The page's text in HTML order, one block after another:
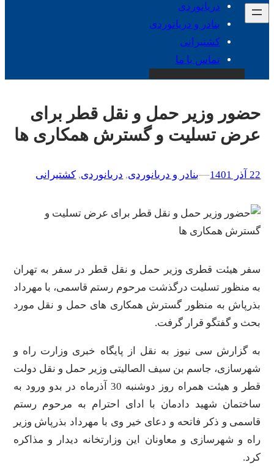
دریانوردی
بنادر و دریانوردی
کشتیرانی
تماس با ما
حضور وزیر حمل و نقل قطر برای
عرض تسلیت و گسترش همکاری ها
22 آذر 1401 –
–بنادر و دریانوردی, دریانوردی, کشتیرانی
سفر هیئت قطری وزیر حمل و نقل قطر در سفر به تهران
به منظور تسلیت درگذشت مرحوم رستم قاسمی، با مهرداد
بذرپاش به منظور گسترش همکاری های حمل و نقل مورد
بحث و گفتگو قرار گرفت.
به گزارش سی نیوز به نقل از پایگاه خبری وزارت راه و
شهرسازی، جاسم بن سیف الصالیتی وزیر حمل و نقل دولت
قطر و هیئت همراه روز دوشنبه 30 آذرماه در بدو ورود به
ساختمان شهید دادمان با ادای احترام به مرحوم رستم
قاسمی و ذکر فاتحه و دعای خیر وی با مهرداد بذرپاش وزیر
راه و شهرسازی و معاونان این وزارتخانه دیدار و مذاکره
کرد.